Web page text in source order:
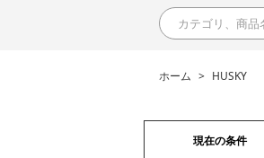
ホーム > HUSKY
現在の条件